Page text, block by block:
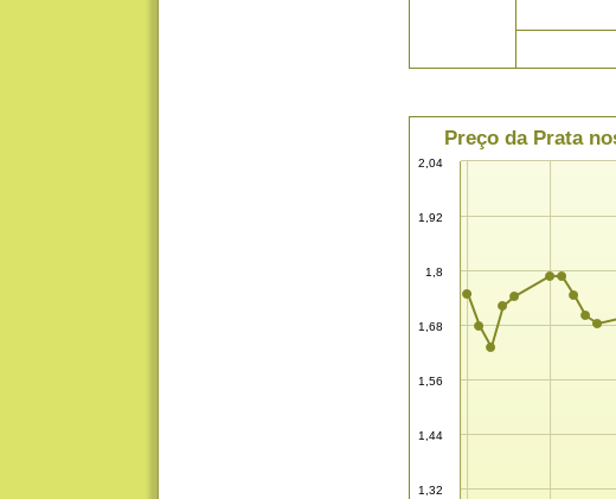
Preço da Prata
1,32
1,44
1,56
1,68
1,8
1,92
2,04